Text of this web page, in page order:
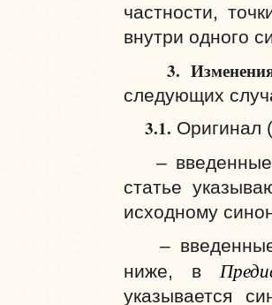
частности,
внутри одного
3.
следующих
3.1. Оригинал
– введенные
статье
исходному
–
ниже, в
указывается